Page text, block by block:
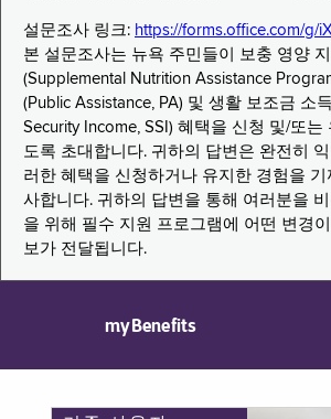
설문조사 링크: https://forms.office.com/g/
본 설문조사는 뉴욕 주민들이 보충 영양
(Supplemental Nutrition Assistance
(Public Assistance, PA) 및 생활 보조금 소
Security Income, SSI) 혜택을 신청 및/또
도록 초대합니다. 귀하의 답변은 완전히
러한 혜택을 신청하거나 유지한 경험을
사합니다. 귀하의 답변을 통해 여러분을
을 위해 필수 지원 프로그램에 어떤 변경
보가 전달됩니다.
myBenefits